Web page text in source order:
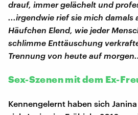
drauf, immer gelächelt und
...irgendwie rief sie mich damals
Häufchen Elend, wie jeder
schlimme Enttäuschung
Trennung von heute auf
Sex-Szenen mit dem Ex-
Kennengelernt haben sich